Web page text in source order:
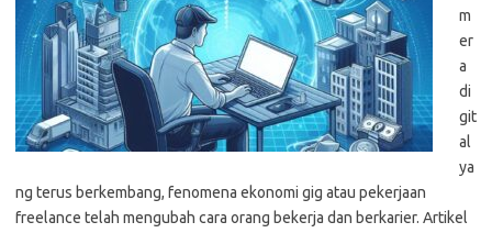
m
er
a
di
git
al
ya
ng terus berkembang, fenomena ekonomi gig atau pekerjaan
freelance telah mengubah cara orang bekerja dan berkarier. Artikel